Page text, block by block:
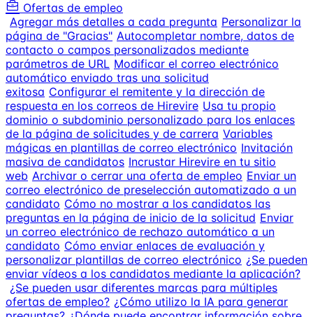
Ofertas de empleo
Agregar más detalles a cada pregunta Personalizar la
página de "Gracias" Autocompletar nombre, datos de
contacto o campos personalizados mediante
parámetros de URL Modificar el correo electrónico
automático enviado tras una solicitud
exitosa Configurar el remitente y la dirección de
respuesta en los correos de Hirevire Usa tu propio
dominio o subdominio personalizado para los enlaces
de la página de solicitudes y de carrera Variables
mágicas en plantillas de correo electrónico Invitación
masiva de candidatos Incrustar Hirevire en tu sitio
web Archivar o cerrar una oferta de empleo Enviar un
correo electrónico de preselección automatizado a un
candidato Cómo no mostrar a los candidatos las
preguntas en la página de inicio de la solicitud Enviar
un correo electrónico de rechazo automático a un
candidato Cómo enviar enlaces de evaluación y
personalizar plantillas de correo electrónico ¿Se pueden
enviar vídeos a los candidatos mediante la aplicación?
¿Se pueden usar diferentes marcas para múltiples
ofertas de empleo? ¿Cómo utilizo la IA para generar